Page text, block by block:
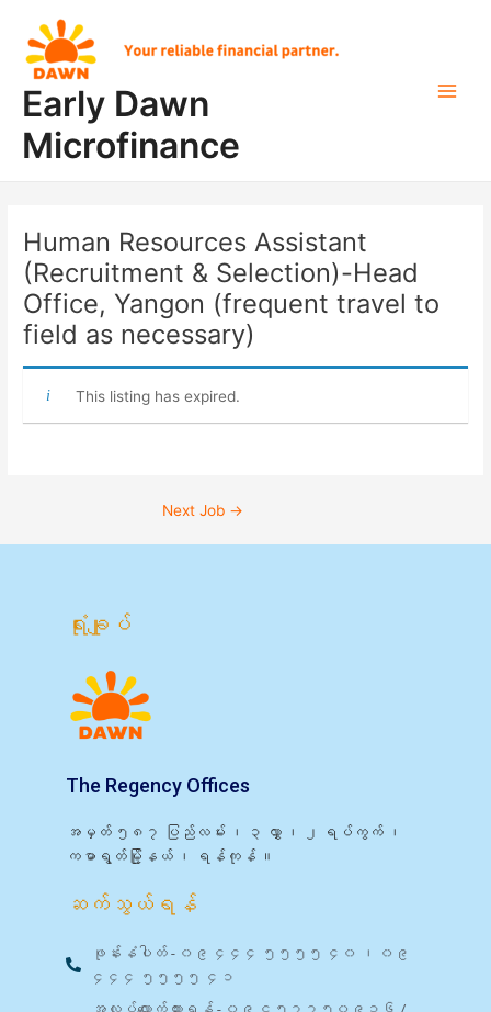
content
Early Dawn
Microfinance
Human Resources Assistant
(Recruitment & Selection)-Head
Office, Yangon (frequent travel to
field as necessary)
This listing has expired.
navigation
Next Job →
ရုံးချုပ်
The Regency Offices
အမှတ် ၅၈၇ ပြည်လမ်း ၊ ၃ လွှာ ၊ ၂ ရပ်ကွက် ၊
ကမာရွတ်မြို့နယ် ၊ ရန်ကုန် ။
ဆက်သွယ်ရန်
ဖုန်းနံပါတ် - ၀၉ ၄၄၄ ၅၅၅၅ ၄၀ ၊ ၀၉
၄၄၄ ၅၅၅၅ ၄၁